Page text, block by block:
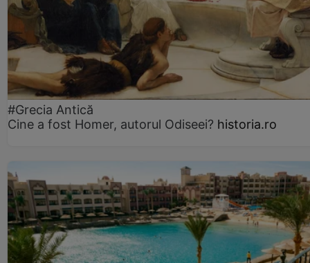
#Grecia Antică
Cine a fost Homer, autorul Odiseei? historia.ro